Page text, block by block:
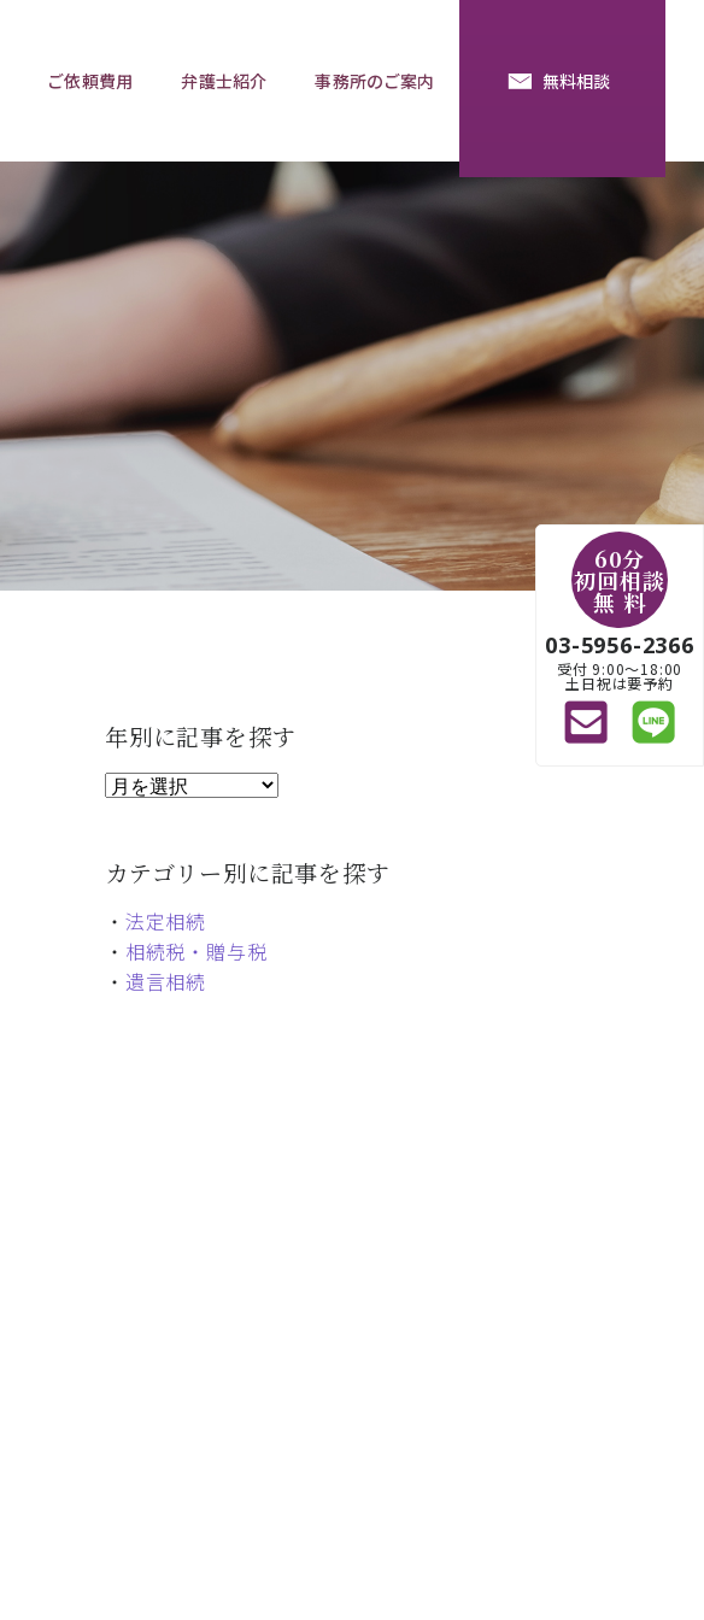
預金の使い込み
遺産分割調停 相談用語集
ご依頼費用 弁護士紹介 事務所のご案内 無料相談
年別に記事を探す
カテゴリー別に記事を探す
・ 法定相続
・ 相続税・贈与税
・ 遺言相続
60分
初回相談
無 料
03-5956-2366
受付 9:00〜18:00
土日祝は要予約